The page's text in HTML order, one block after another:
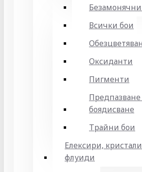
Всички бои
Оксиданти
Пигменти
боядисване
Трайни бои
Елексири,
флуиди